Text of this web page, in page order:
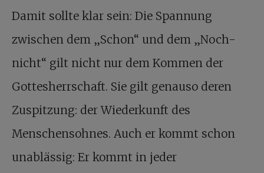
Damit sollte klar sein: Die Spannung
zwischen dem „Schon“ und dem „Noch-
nicht“ gilt nicht nur dem Kommen der
Gottesherrschaft. Sie gilt genauso deren
Zuspitzung: der Wiederkunft des
Menschensohnes. Auch er kommt schon
unablässig: Er kommt in jeder